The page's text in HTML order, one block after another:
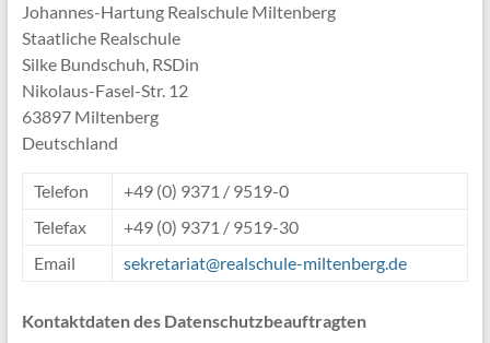
Johannes-Hartung Realschule Miltenberg
Staatliche Realschule
Silke Bundschuh, RSDin
Nikolaus-Fasel-Str. 12
63897 Miltenberg
Deutschland
Telefon
+49 (0) 9371 / 9519-0
Telefax
+49 (0) 9371 / 9519-30
Email
sekretariat@realschule-miltenberg.de
Kontaktdaten des Datenschutzbeauftragten